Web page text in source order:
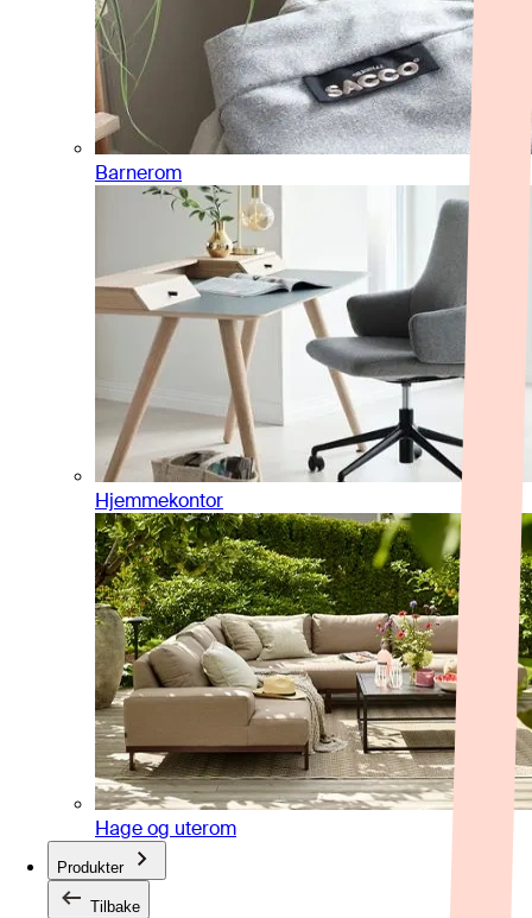
Barnerom
Hjemmekontor
Hage og uterom
Produkter
Tilbake